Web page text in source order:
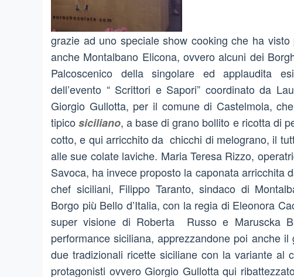
grazie ad uno speciale show cooking che ha
anche Montalbano Elicona, ovvero alcuni dei
Palcoscenico della singolare ed applaudita
dell’evento “ Scrittori e Sapori” coordinato da
Giorgio Gullotta, per il comune di Castelmola,
tipicosiciliano, a base di grano bollito e ricotta di
cotto, e qui arricchito da chicchi di melograno, il
alle sue colate laviche. Maria Teresa Rizzo,
Savoca, ha invece proposto la caponata arricchita
chef siciliani, Filippo Taranto, sindaco di
Borgo più Bello d’Italia, con la regia di Eleonora
super visione di Roberta Russo e Maruscka
performance siciliana, apprezzandone poi anche
due tradizionali ricette siciliane con la variante al
protagonisti ovvero Giorgio Gullotta qui